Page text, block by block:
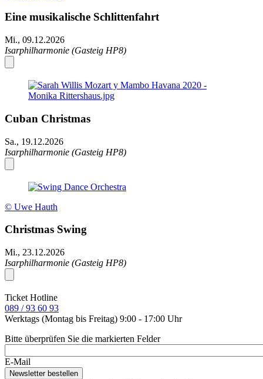
Eine musikalische Schlittenfahrt
Mi., 09.12.2026
Isarphilharmonie (Gasteig HP8)
Cuban Christmas
Sa., 19.12.2026
Isarphilharmonie (Gasteig HP8)
© Uwe Hauth
Christmas Swing
Mi., 23.12.2026
Isarphilharmonie (Gasteig HP8)
Ticket Hotline
089 / 93 60 93
Werktags (Montag bis Freitag) 9:00 - 17:00 Uhr
Bitte überprüfen Sie die markierten Felder
E-Mail